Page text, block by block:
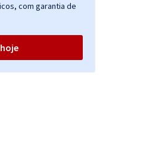
com garantia de